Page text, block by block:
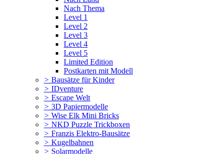
Nach Thema
Level 1
Level 2
Level 3
Level 4
Level 5
Limited Edition
Postkarten mit Modell
> Bausätze für Kinder
> IDventure
> Escape Welt
> 3D Papiermodelle
> Wise Elk Mini Bricks
> NKD Puzzle Trickboxen
> Franzis Elektro-Bausätze
> Kugelbahnen
> Solarmodelle